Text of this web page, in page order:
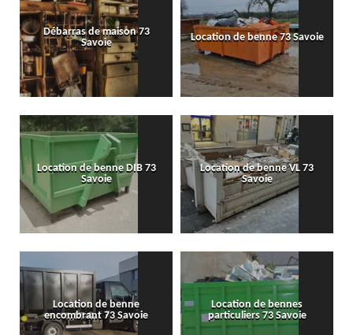
Débarras de maison 73
Savoie
Location de benne 73 Savoie
Location de benne DIB 73
Savoie
Location de benne VL 73
Savoie
Location de benne
encombrant 73 Savoie
Location de bennes
particuliers 73 Savoie